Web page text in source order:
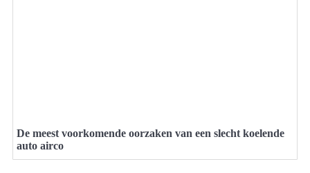
De meest voorkomende oorzaken van een slecht koelende
auto airco